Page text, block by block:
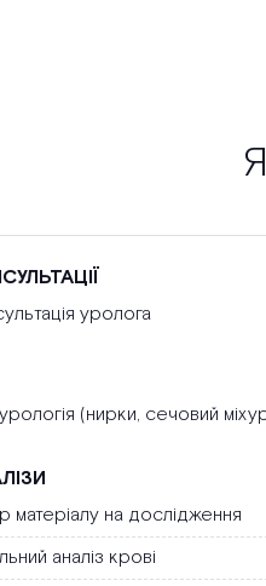
уролога
(нирки, сечовий
матеріалу на дослідження
аналіз крові